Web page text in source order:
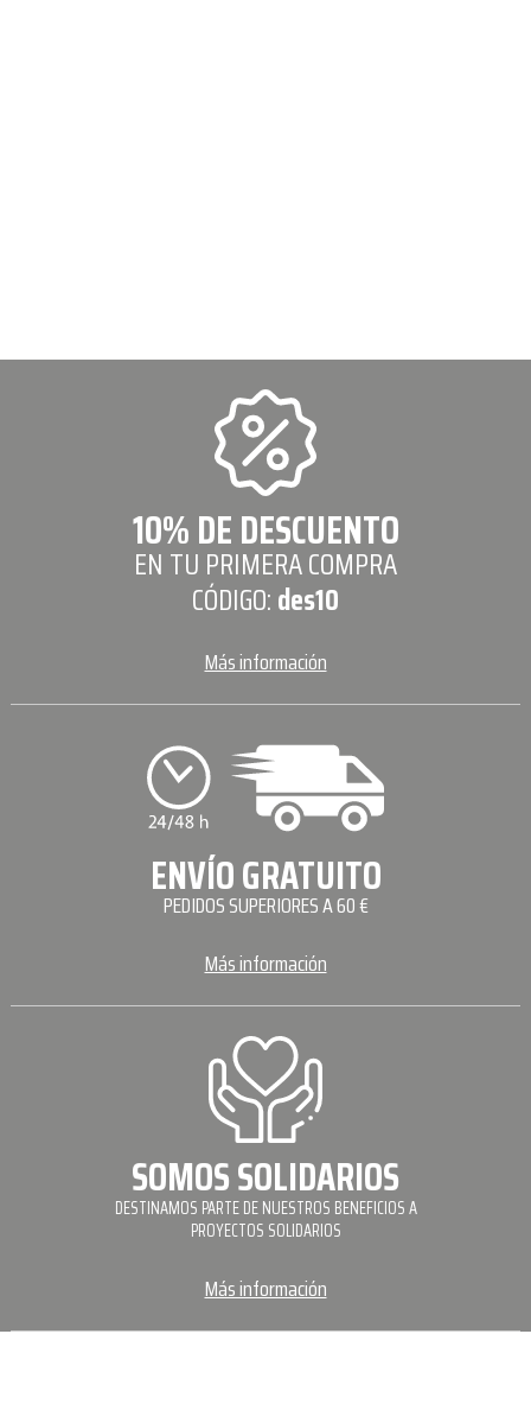
10% DE DESCUENTO
EN TU PRIMERA COMPRA
CÓDIGO:des10
Más información
ENVÍO GRATUITO
PEDIDOS SUPERIORES A 60 €
Más información
SOMOS SOLIDARIOS
DESTINAMOS PARTE DE NUESTROS BENEFICIOS A
PROYECTOS SOLIDARIOS
Más información